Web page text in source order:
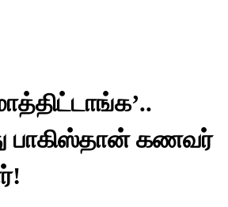
பாகிஸ்தான் கணவர்